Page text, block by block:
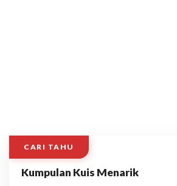
CARI TAHU
Kumpulan Kuis Menarik